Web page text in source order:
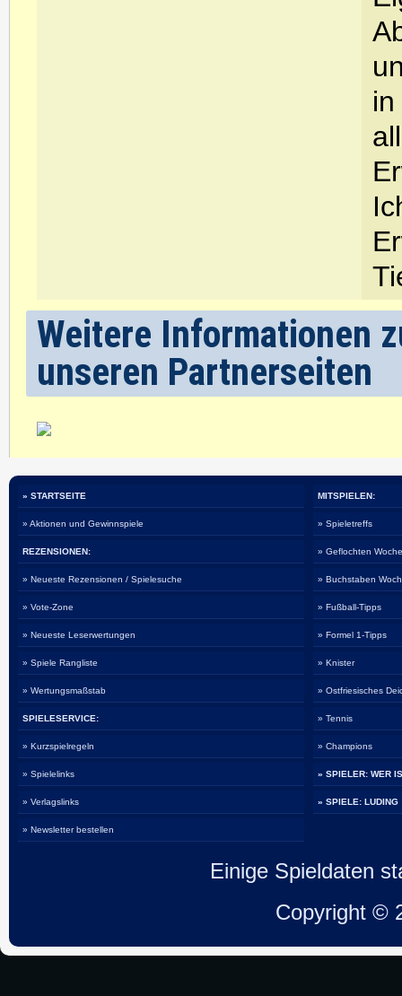
Weitere Informationen
unseren Partnerseiten
» STARTSEITE
» Aktionen und Gewinnspiele
REZENSIONEN:
» Neueste Rezensionen / Spielesuche
» Vote-Zone
» Neueste Leserwertungen
» Spiele Rangliste
» Wertungsmaßstab
SPIELESERVICE:
» Kurzspielregeln
» Spielelinks
» Verlagslinks
» Newsletter bestellen
MITSPIELEN:
» Spieletreffs
» Geflochten
» Buchstaben
» Fußball-Tipps
» Formel 1-Tipps
» Knister
» Ostfriesisches
» Tennis
» Champions
» SPIELER: WER
» SPIELE: LUDING
Einige Spieldaten
Copyright ©